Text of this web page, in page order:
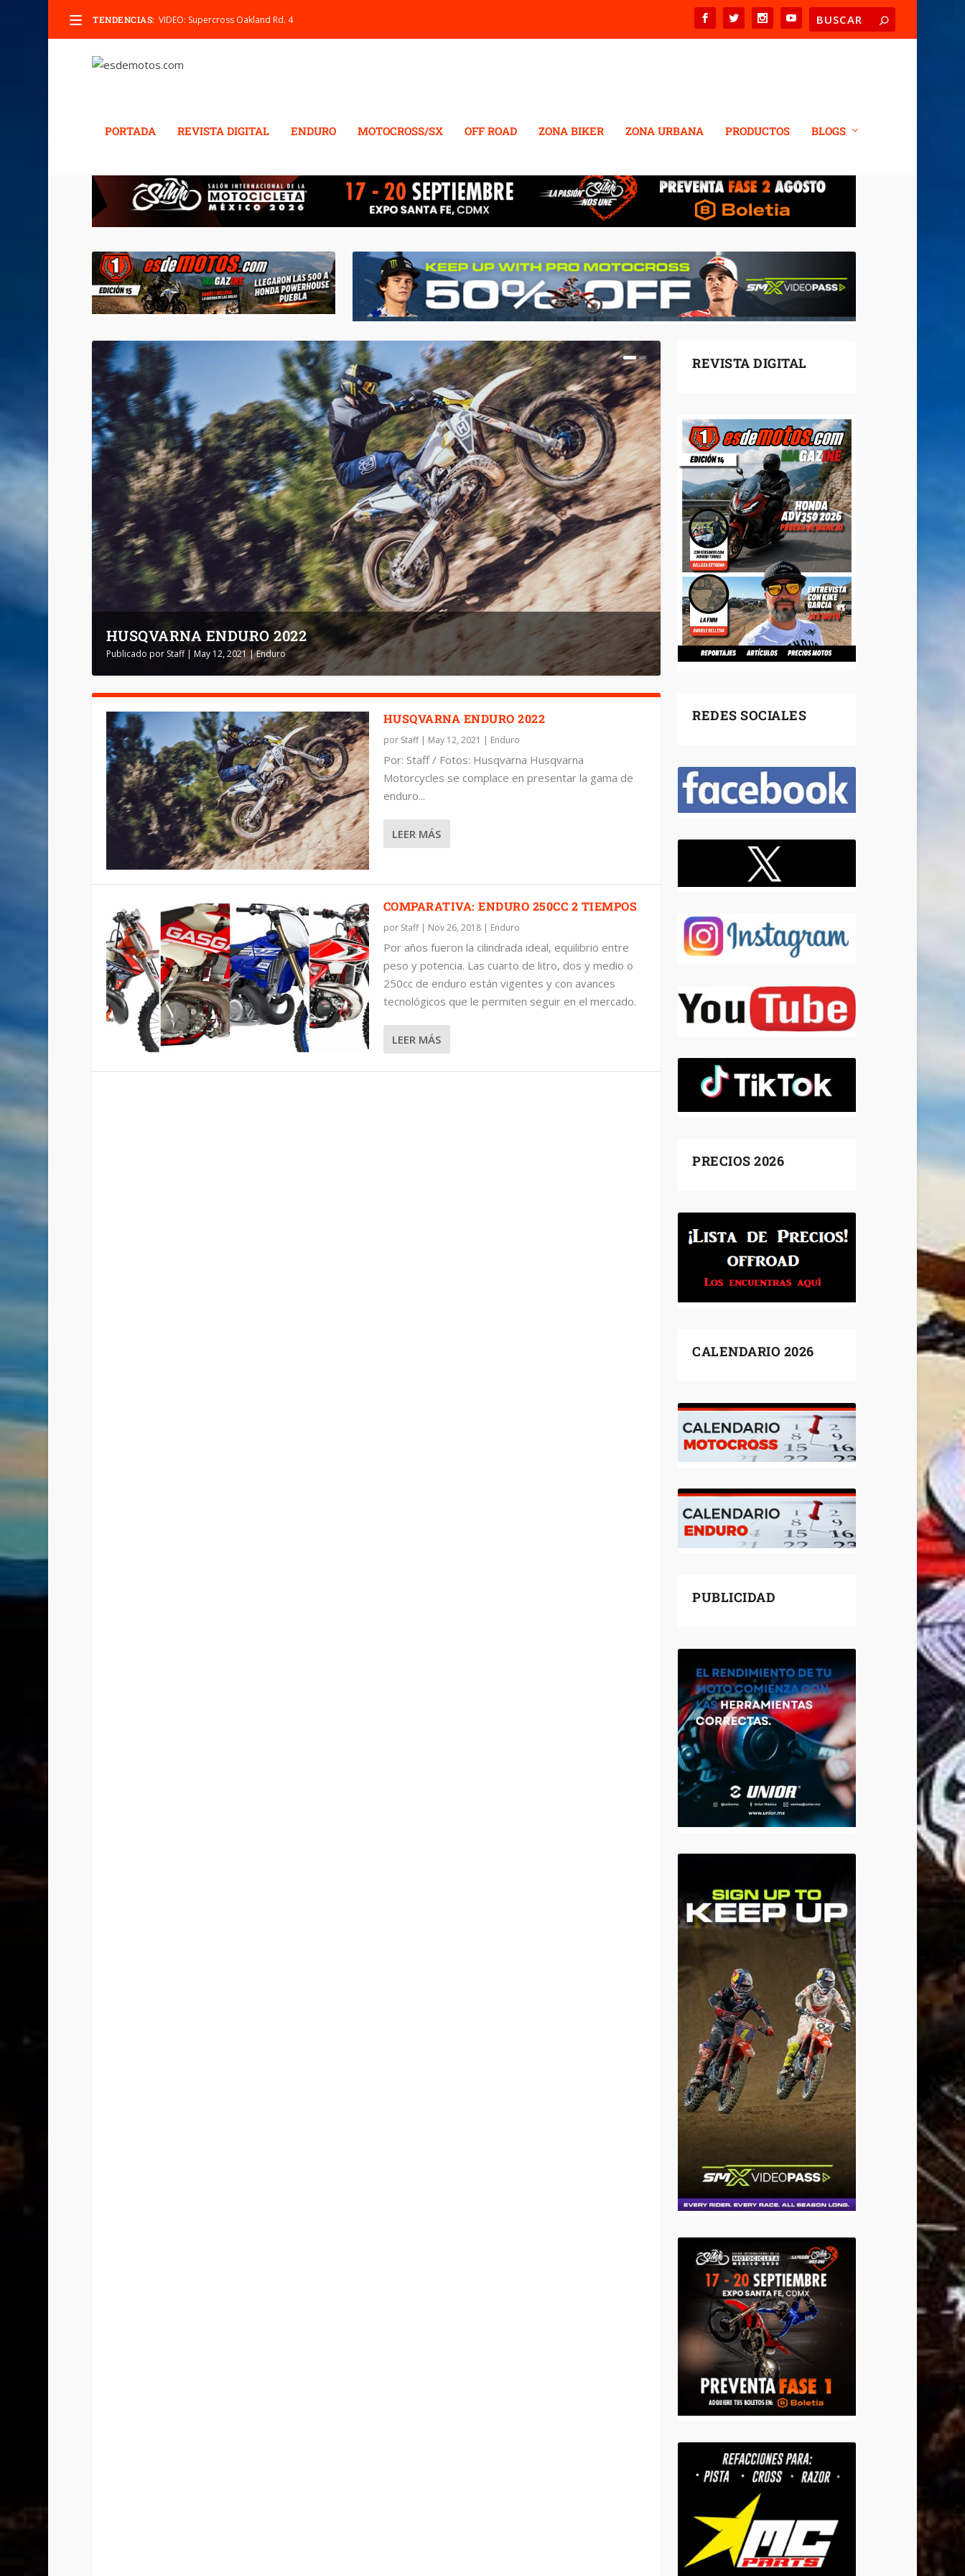
TENDENCIAS: VIDEO: Supercross Oakland Rd. 4
PORTADA REVISTA DIGITAL ENDURO MOTOCROSS/SX OFF ROAD ZONA BIKER ZONA URBANA PRODUCTOS BLOGS
HUSQVARNA ENDURO 2022
Publicado por Staff| May 12, 2021|Enduro
COMPARATIVA: ENDURO 250CC 2 TIEMPOS
Publicado porStaff|Nov 26, 2018|Enduro
HUSQVARNA ENDURO 2022
por Staff| May 12, 2021 | Enduro
Por: Staff / Fotos: Husqvarna Husqvarna
Motorcycles se complace en presentar la gama de
enduro...
LEER MÁS
COMPARATIVA: ENDURO 250CC 2 TIEMPOS
por Staff| Nov 26, 2018| Enduro
Por años fueron la cilindrada ideal, equilibrio entre
peso y potencia. Las cuarto de litro, dos y medio o
250cc de enduro están vigentes y con avances
tecnológicos que le permiten seguir en el mercado.
LEER MÁS
REVISTA DIGITAL
REDES SOCIALES
PRECIOS 2026
CALENDARIO 2026
PUBLICIDAD